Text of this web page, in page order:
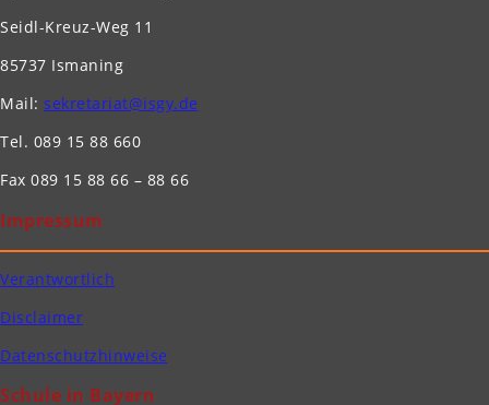
Seidl-Kreuz-Weg 11
85737 Ismaning
Mail: sekretariat@isgy.de
Tel. 089 15 88 660
Fax 089 15 88 66 – 88 66
Impressum
Verantwortlich
Disclaimer
Datenschutzhinweise
Schule in Bayern